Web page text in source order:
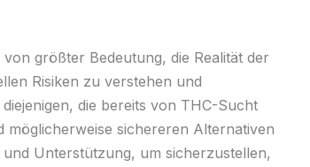
größter Bedeutung, die Realität der
Risiken zu verstehen und
die bereits von THC-Sucht
sichereren Alternativen
Unterstützung, um sicherzustellen,